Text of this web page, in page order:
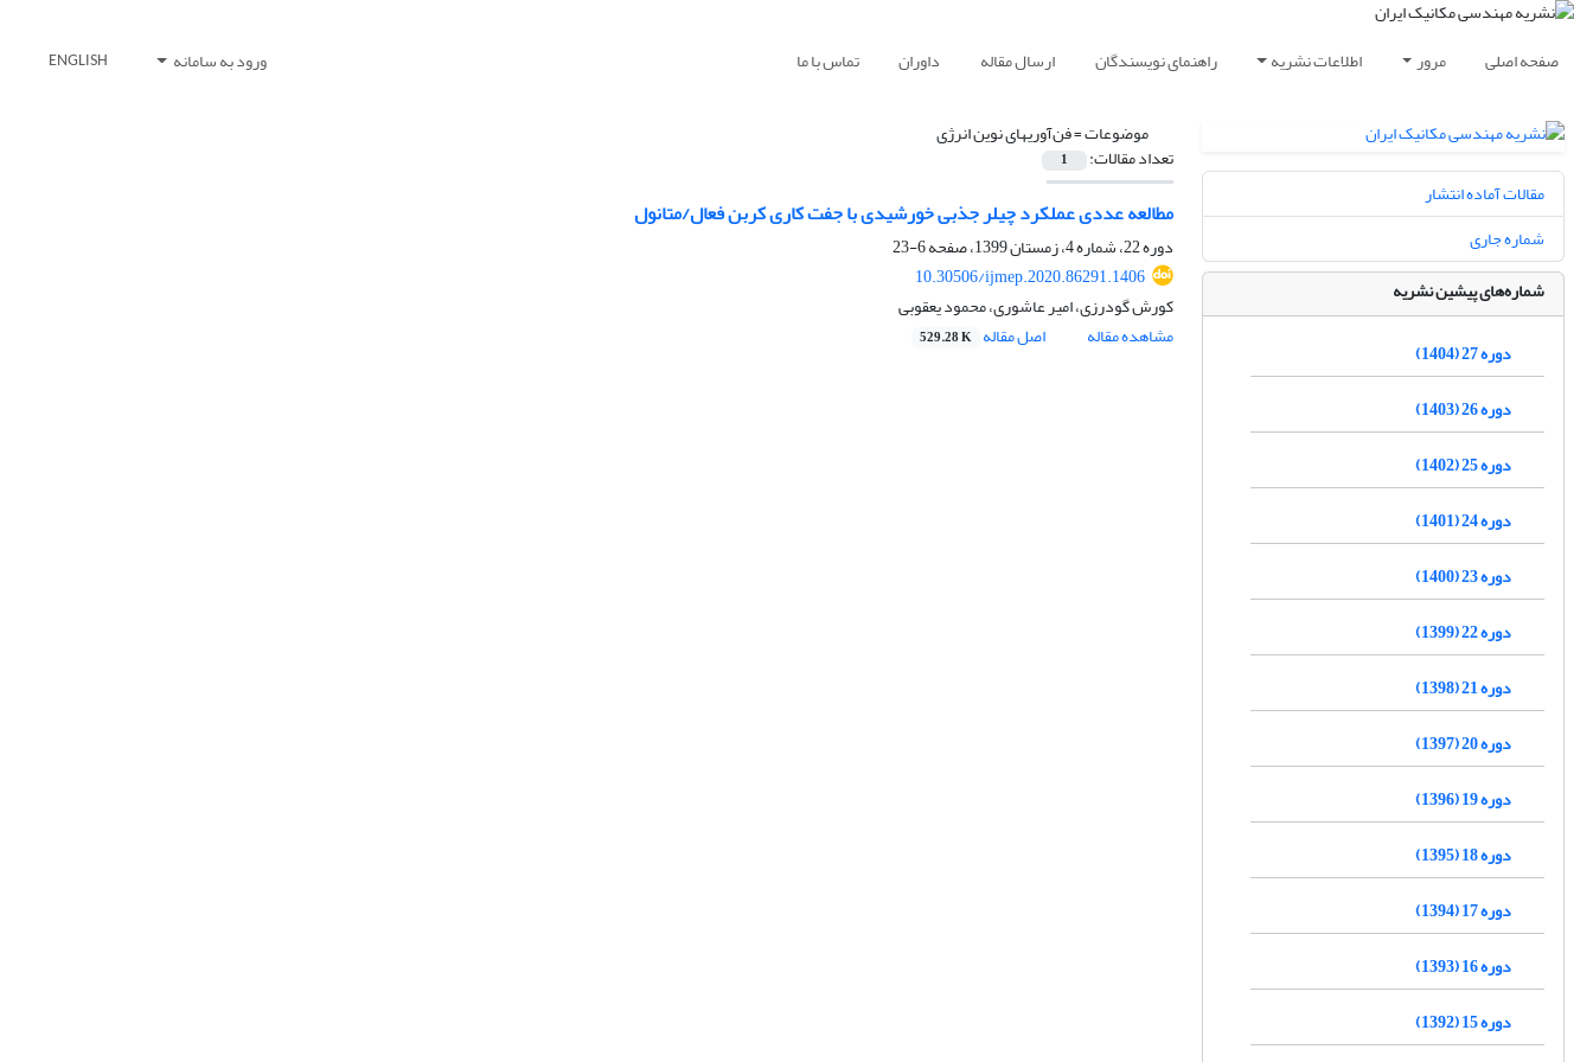
صفحه اصلی مرور اطلاعات نشریه راهنمای نویسندگان ارسال مقاله داوران تماس با ما ورود به سامانه ENGLISH
موضوعات =فن‌آوریهای نوین انرژی
تعداد مقالات: 1
مطالعه عددی عملکرد چیلر جذبی خورشیدی با جفت کاری کربن فعال/متانول
دوره 22، شماره 4، زمستان 1399، صفحه
6-23
10.30506/ijmep.2020.86291.1406
کورش گودرزی، امیر عاشوری، محمود یعقوبی
مشاهده مقاله
اصل مقاله 529.28 K
مقالات آماده انتشار
شماره جاری
شماره‌های پیشین نشریه
دوره 27 (1404)
دوره 26 (1403)
دوره 25 (1402)
دوره 24 (1401)
دوره 23 (1400)
دوره 22 (1399)
دوره 21 (1398)
دوره 20 (1397)
دوره 19 (1396)
دوره 18 (1395)
دوره 17 (1394)
دوره 16 (1393)
دوره 15 (1392)